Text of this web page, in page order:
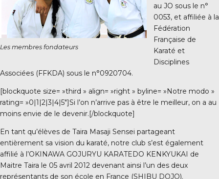
Les membres fondateurs
au JO sous le n°
0053, et affiliée à la
Fédération
Française de
Karaté et
Disciplines
Associées (FFKDA) sous le n°0920704.
[blockquote size= »third » align= »right » byline= »Notre modo »
rating= »0|1|2|3|4|5″]Si l’on n’arrive pas à être le meilleur, on a au
moins envie de le devenir.[/blockquote]
En tant qu’élèves de Taira Masaji Sensei partageant
entièrement sa vision du karaté, notre club s’est également
affilié à l’OKINAWA GOJURYU KARATEDO KENKYUKAI de
Maitre Taira le 05 avril 2012 devenant ainsi l’un des deux
représentants de son école en France (SHIBU DOJO).